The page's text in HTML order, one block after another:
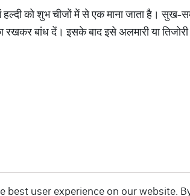
हल्दी को शुभ चीजों में से एक माना जाता है। सुख-
रखकर बांध दें। इसके बाद इसे अलमारी या
best user experience on our website.